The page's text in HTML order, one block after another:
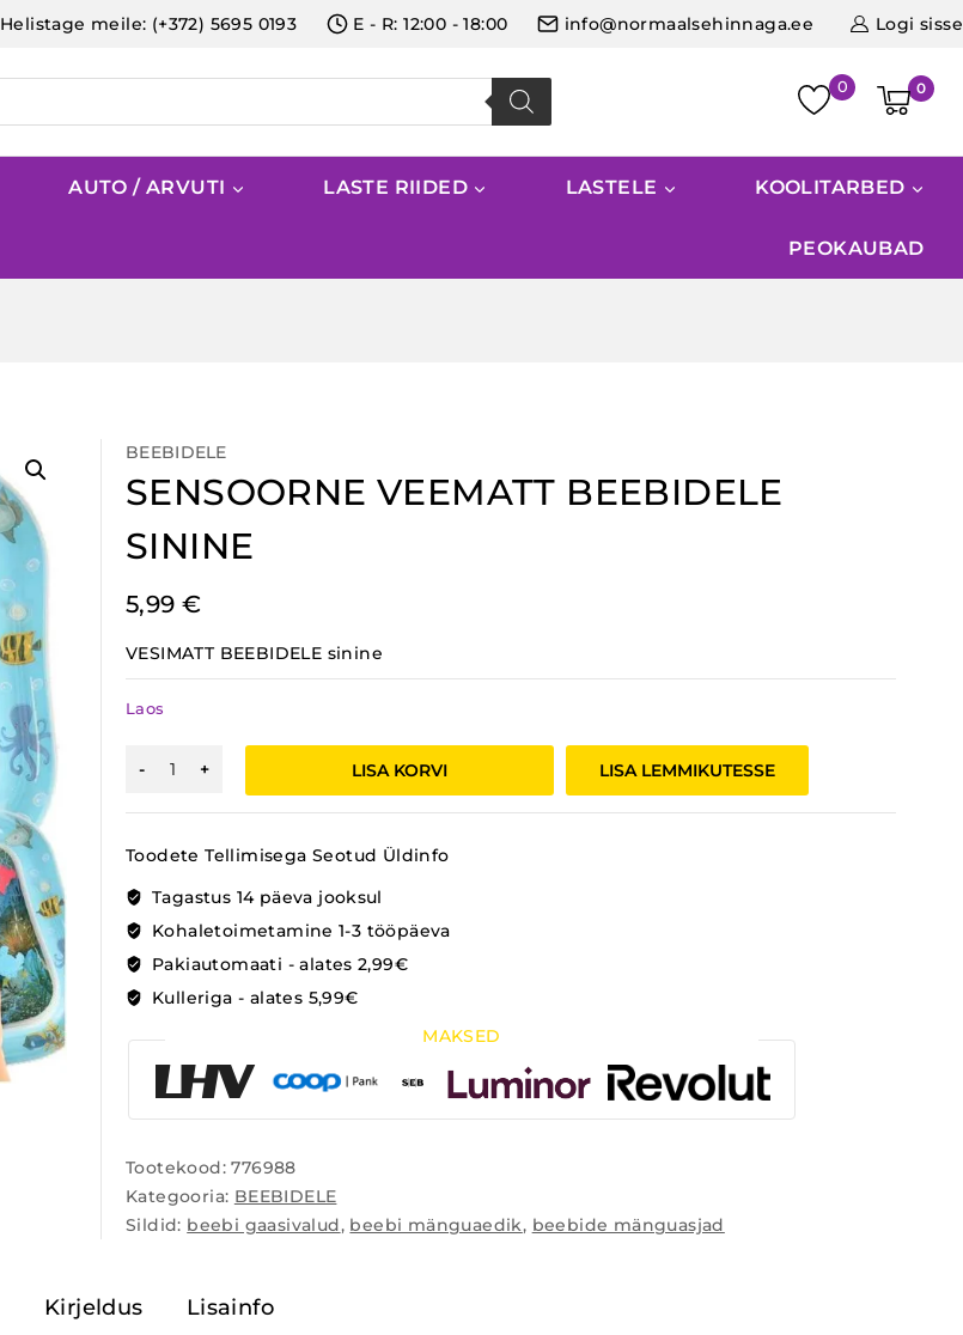
Helistage meile: (+372) 5695 0193 E - R: 12:00 - 18:00 info@normaalsehinnaga.ee Logi sisse
0
AUTO / ARVUTI LASTE RIIDED LASTELE KOOLITARBED
PEOKAUBAD
BEEBIDELE
SENSOORNE VEEMATT BEEBIDELE
SININE
5,99 €
VESIMATT BEEBIDELE sinine
Laos
BEEBIDELE
kogus
LISA KORVI LISA LEMMIKUTESSE
Toodete Tellimisega Seotud Üldinfo
Tagastus 14 päeva jooksul
Kohaletoimetamine 1-3 tööpäeva
Pakiautomaati - alates 2,99€
Kulleriga - alates 5,99€
MAKSED
Tootekood:776988
Kategooria: BEEBIDELE
Sildid: beebi gaasivalud, beebi mänguaedik, beebide mänguasjad
Kirjeldus Lisainfo